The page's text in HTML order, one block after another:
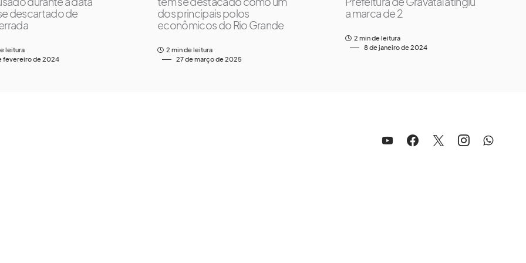
descartado de
leitura
fevereiro de 2024
dos principais polos
econômicos do Rio Grande
2 min de leitura
27 de março de 2025
a marca de 2
2 min de leitura
8 de janeiro de 2024